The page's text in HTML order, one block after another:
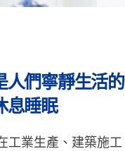
人們寧靜生活
息睡眠
工業生產、建築施